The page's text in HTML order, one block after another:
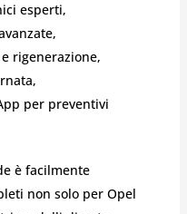
esperti,
rigenerazione,
per preventivi
è facilmente
non solo per Opel